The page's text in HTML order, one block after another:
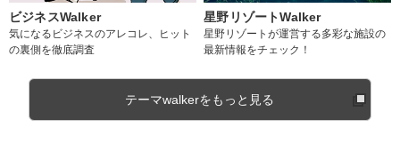
ビジネスWalker
気になるビジネスのアレコレ、ヒット
の裏側を徹底調査
星野リゾートWalker
星野リゾートが運営する多彩な施設の
最新情報をチェック！
テーマwalkerをもっと見る